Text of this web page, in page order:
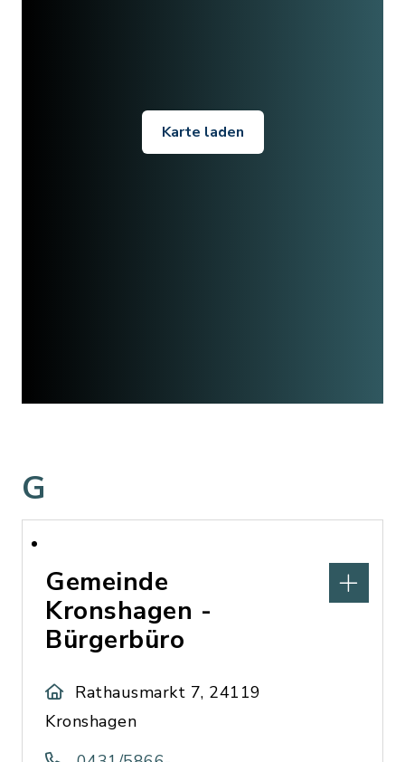
Karte laden
G
Gemeinde
Kronshagen -
Bürgerbüro
Rathausmarkt 7, 24119
Kronshagen